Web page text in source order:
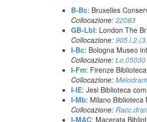
B-Bc: Bruxelles
Collocazione: 22083
GB-Lbl: London The
Collocazione:
I-Bc: Bologna Museo
Collocazione: Lo.05030
I-Fm: Firenze
Collocazione:
I-IE: Jesi Biblioteca
I-Mb: Milano Biblioteca
Collocazione:
I-MAC: Macerata